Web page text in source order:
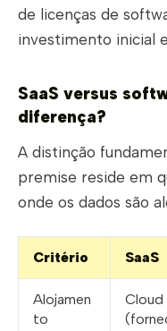
de licenças de
investimento inicial
SaaS versus
diferença?
A distinção
premise reside em
onde os dados são
Critério SaaS
Alojamen
to
Cloud